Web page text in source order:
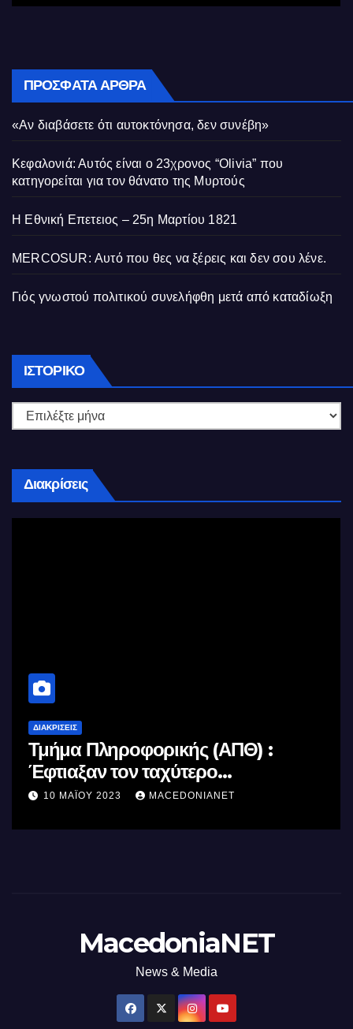
ΠΡΌΣΦΑΤΑ ΆΡΘΡΑ
«Αν διαβάσετε ότι αυτοκτόνησα, δεν συνέβη»
Κεφαλονιά: Αυτός είναι ο 23χρονος “Olivia” που
κατηγορείται για τον θάνατο της Μυρτούς
Η Εθνική Επετειος – 25η Μαρτίου 1821
MERCOSUR: Αυτό που θες να ξέρεις και δεν σου λένε.
Γιός γνωστού πολιτικού συνελήφθη μετά από καταδίωξη
ΙΣΤΟΡΙΚΌ Ιστορικό
Διακρίσεις
ΔΙΑΚΡΊΣΕΙΣ
Τμήμα Πληροφορικής (ΑΠΘ) :
Έφτιαξαν τον ταχύτερο
επεξεργαστή AI στον κόσμο με τη
10 ΜΑΪ́ΟΥ 2023 MACEDONIANET
MacedoniaNET
News & Media